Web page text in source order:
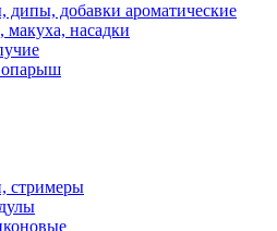
дипы, добавки ароматические
макуха, насадки
опарыш
стримеры